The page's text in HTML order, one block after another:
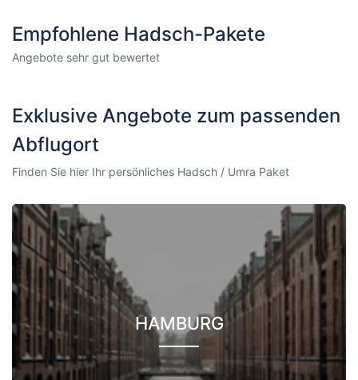
Empfohlene Hadsch-Pakete
Angebote sehr gut bewertet
Exklusive Angebote zum passenden
Abflugort
Finden Sie hier Ihr persönliches Hadsch / Umra Paket
HAMBURG